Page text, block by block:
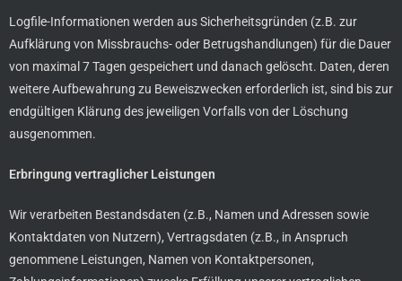
Logfile-Informationen werden aus Sicherheitsgründen (z.B. zur
Aufklärung von Missbrauchs- oder Betrugshandlungen) für die Dauer
von maximal 7 Tagen gespeichert und danach gelöscht. Daten, deren
weitere Aufbewahrung zu Beweiszwecken erforderlich ist, sind bis zur
endgültigen Klärung des jeweiligen Vorfalls von der Löschung
ausgenommen.
Erbringung vertraglicher Leistungen
Wir verarbeiten Bestandsdaten (z.B., Namen und Adressen sowie
Kontaktdaten von Nutzern), Vertragsdaten (z.B., in Anspruch
genommene Leistungen, Namen von Kontaktpersonen,